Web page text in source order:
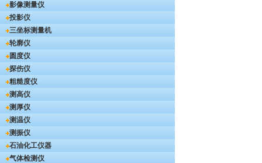
影像测量仪
投影仪
三坐标测量机
轮廓仪
圆度仪
探伤仪
粗糙度仪
测高仪
测厚仪
测温仪
测振仪
石油化工仪器
气体检测仪